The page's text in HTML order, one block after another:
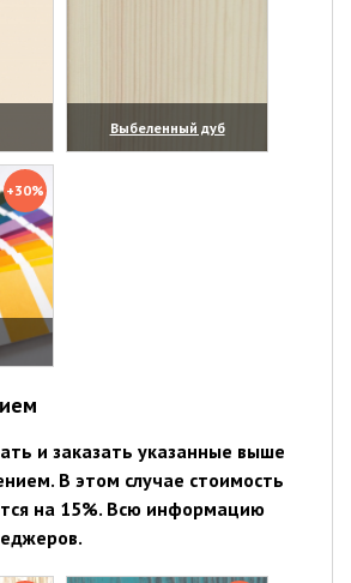
Выбеленный дуб
(увеличить)
+30%
и заказать указанные выше
В этом случае стоимость
на 15%. Всю информацию